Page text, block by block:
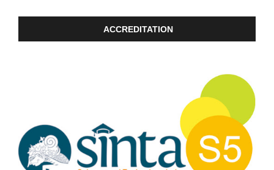
ACCREDITATION